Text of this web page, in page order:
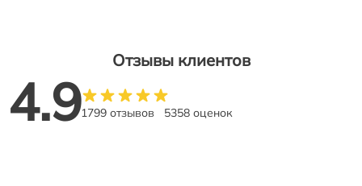
Отзывы клиентов
4.91799 отзывов 5358 оценок